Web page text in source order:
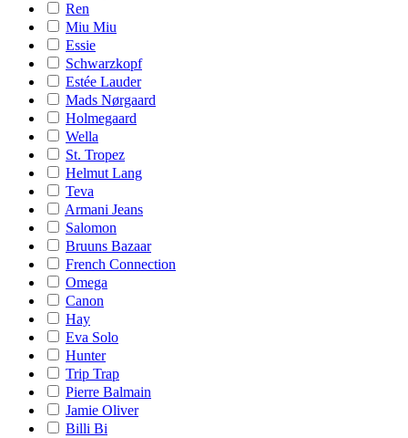
Ren
Miu Miu
Essie
Schwarzkopf
Estée Lauder
Mads Nørgaard
Holmegaard
Wella
St. Tropez
Helmut Lang
Teva
Armani Jeans
Salomon
Bruuns Bazaar
French Connection
Omega
Canon
Hay
Eva Solo
Hunter
Trip Trap
Pierre Balmain
Jamie Oliver
Billi Bi